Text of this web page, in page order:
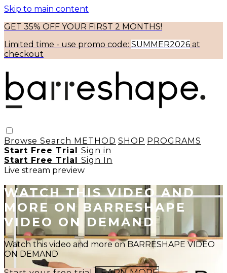
Skip to main content
GET 35% OFF YOUR FIRST 2 MONTHS!
Limited time - use promo code: SUMMER2026 at
checkout
Browse Search METHOD SHOP PROGRAMS
Start Free Trial Sign in
Start Free Trial Sign In
Live stream preview
WATCH THIS VIDEO AND
MORE ON BARRESHAPE
VIDEO ON DEMAND
Watch this video and more on BARRESHAPE VIDEO
ON DEMAND